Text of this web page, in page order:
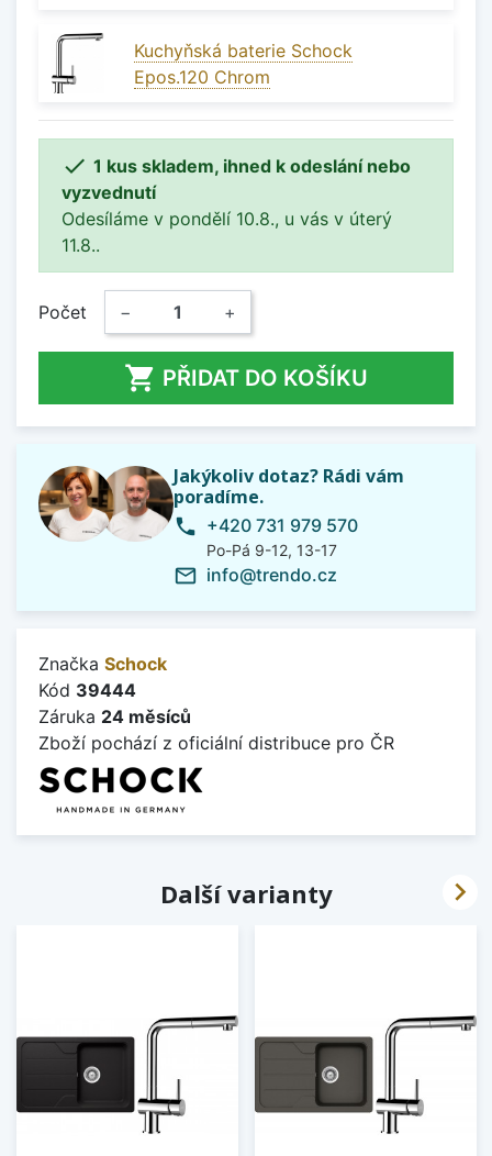
Kuchyňská baterie Schock
Epos.120 Chrom
 1 kus skladem, ihned k odeslání nebo
vyzvednutí
Odesíláme v pondělí 10.8., u vás v úterý
11.8..
Počet − +
 PŘIDAT DO KOŠÍKU
Jakýkoliv dotaz? Rádi vám
poradíme.
phone +420 731 979 570
Po-Pá 9-12, 13-17
mail_outline info@trendo.cz
Značka Schock
Kód 39444
Záruka 24 měsíců
Zboží pochází z oficiální distribuce pro ČR
Další varianty 